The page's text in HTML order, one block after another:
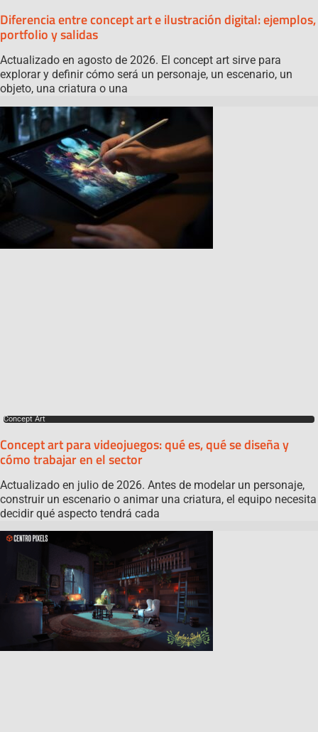
Diferencia entre concept art e ilustración digital: ejemplos,
portfolio y salidas
Actualizado en agosto de 2026. El concept art sirve para
explorar y definir cómo será un personaje, un escenario, un
objeto, una criatura o una
Concept Art
Concept art para videojuegos: qué es, qué se diseña y
cómo trabajar en el sector
Actualizado en julio de 2026. Antes de modelar un personaje,
construir un escenario o animar una criatura, el equipo necesita
decidir qué aspecto tendrá cada